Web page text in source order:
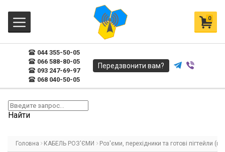
0
044 355-50-05
066 588-80-05
093 247-69-97
068 040-50-05
Передзвонити вам?
Найти
Головна КАБЕЛЬ РОЗ'ЄМИ Роз'єми, перехідники та готові пігтейли